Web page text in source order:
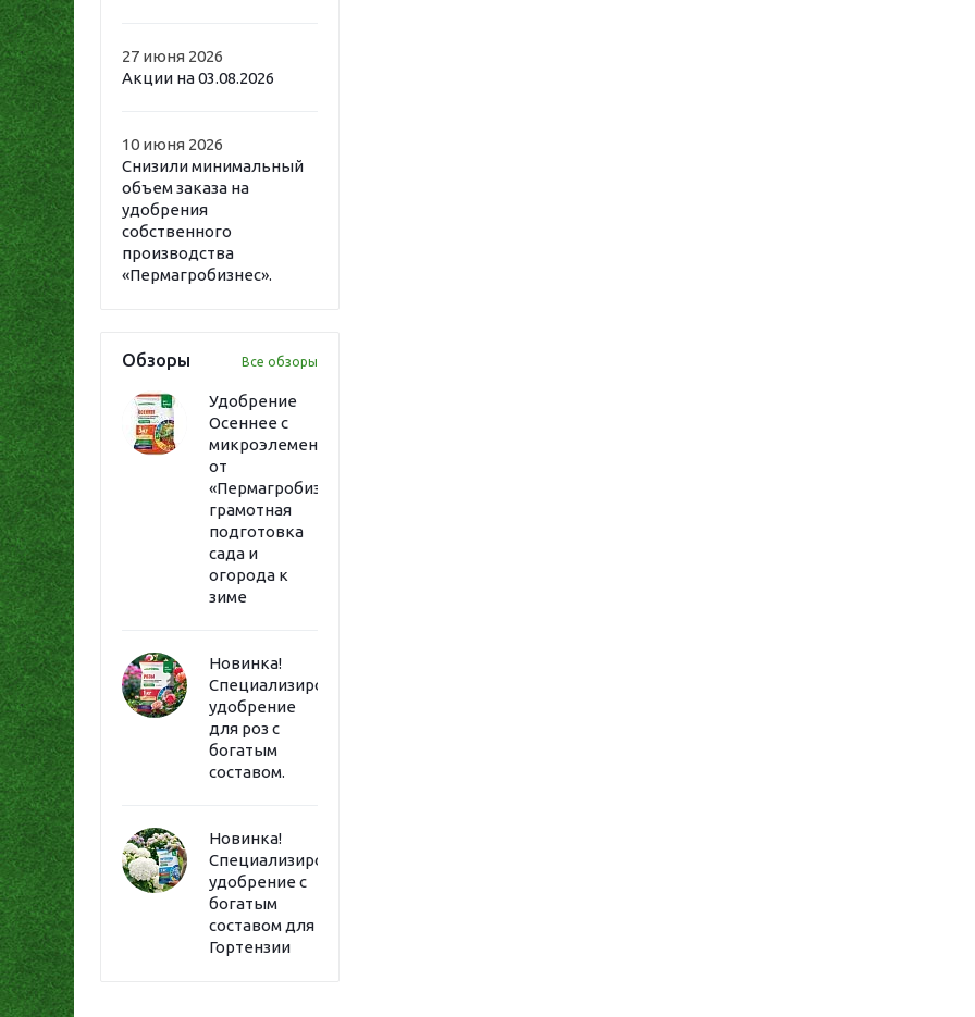
27 июня 2026
Акции на 03.08.2026
10 июня 2026
Снизили минимальный
объем заказа на
удобрения
собственного
производства
«Пермагробизнес».
Обзоры Все обзоры
Удобрение
Осеннее с
микроэлементами
от
«Пермагробизнес»:
грамотная
подготовка
сада и
огорода к
зиме
Новинка!
Специализированное
удобрение
для роз с
богатым
составом.
Новинка!
Специализированное
удобрение с
богатым
составом для
Гортензии